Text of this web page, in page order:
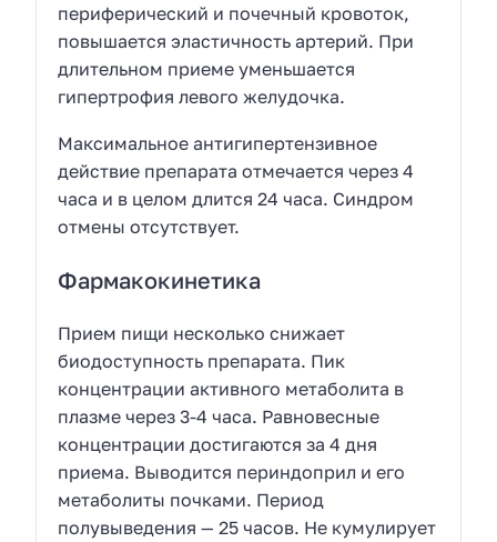
периферический и почечный кровоток,
повышается эластичность артерий. При
длительном приеме уменьшается
гипертрофия левого желудочка.
Максимальное антигипертензивное
действие препарата отмечается через 4
часа и в целом длится 24 часа. Синдром
отмены отсутствует.
Фармакокинетика
Прием пищи несколько снижает
биодоступность препарата. Пик
концентрации активного метаболита в
плазме через 3-4 часа. Равновесные
концентрации достигаются за 4 дня
приема. Выводится периндоприл и его
метаболиты почками. Период
полувыведения — 25 часов. Не кумулирует